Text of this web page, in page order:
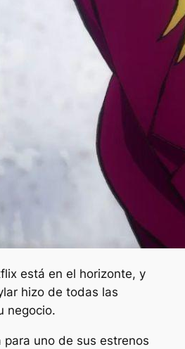
está en el horizonte, y
hizo de todas las
negocio.
para uno de sus estrenos